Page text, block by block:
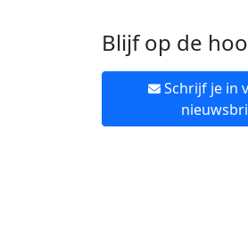
Blijf op de
Schrijf je in